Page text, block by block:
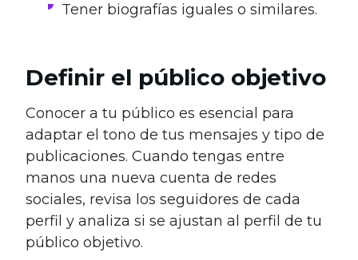
Tener biografías iguales o similares.
Definir el público objetivo
Conocer a tu público es esencial para
adaptar el tono de tus mensajes y tipo de
publicaciones. Cuando tengas entre
manos una nueva cuenta de redes
sociales, revisa los seguidores de cada
perfil y analiza si se ajustan al perfil de tu
público objetivo.